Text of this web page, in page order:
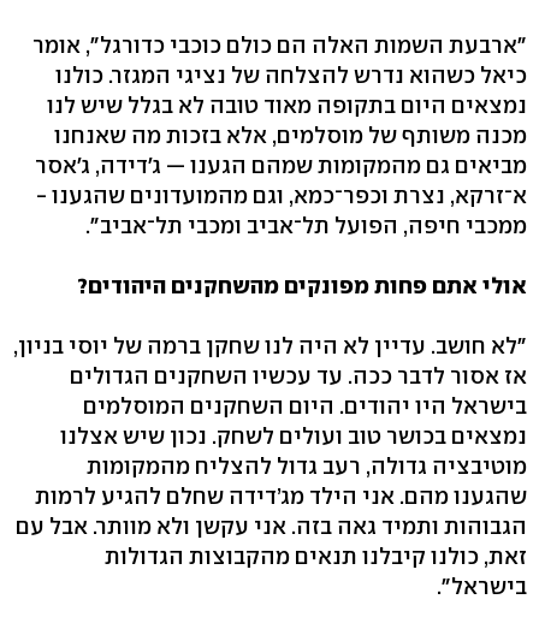
"ארבעת השמות האלה הם כולם כוכבי כדורגל", אומר
כיאל כשהוא נדרש להצלחה של נציגי המגזר. כולנו
נמצאים היום בתקופה מאוד טובה לא בגלל שיש לנו
מכנה משותף של מוסלמים, אלא בזכות מה שאנחנו
מביאים גם מהמקומות שמהם הגענו — ג'דידה, ג'אסר
א־זרקא, נצרת וכפר־כמא, וגם מהמועדונים שהגענו -
ממכבי חיפה, הפועל תל־אביב ומכבי תל־אביב".
אולי אתם פחות מפונקים מהשחקנים היהודים?
"לא חושב. עדיין לא היה לנו שחקן ברמה של יוסי בניון,
אז אסור לדבר ככה. עד עכשיו השחקנים הגדולים
בישראל היו יהודים. היום השחקנים המוסלמים
נמצאים בכושר טוב ועולים לשחק. נכון שיש אצלנו
מוטיבציה גדולה, רעב גדול להצליח מהמקומות
שהגענו מהם. אני הילד מג’דידה שחלם להגיע לרמות
הגבוהות ותמיד גאה בזה. אני עקשן ולא מוותר. אבל עם
זאת, כולנו קיבלנו תנאים מהקבוצות הגדולות
בישראל".